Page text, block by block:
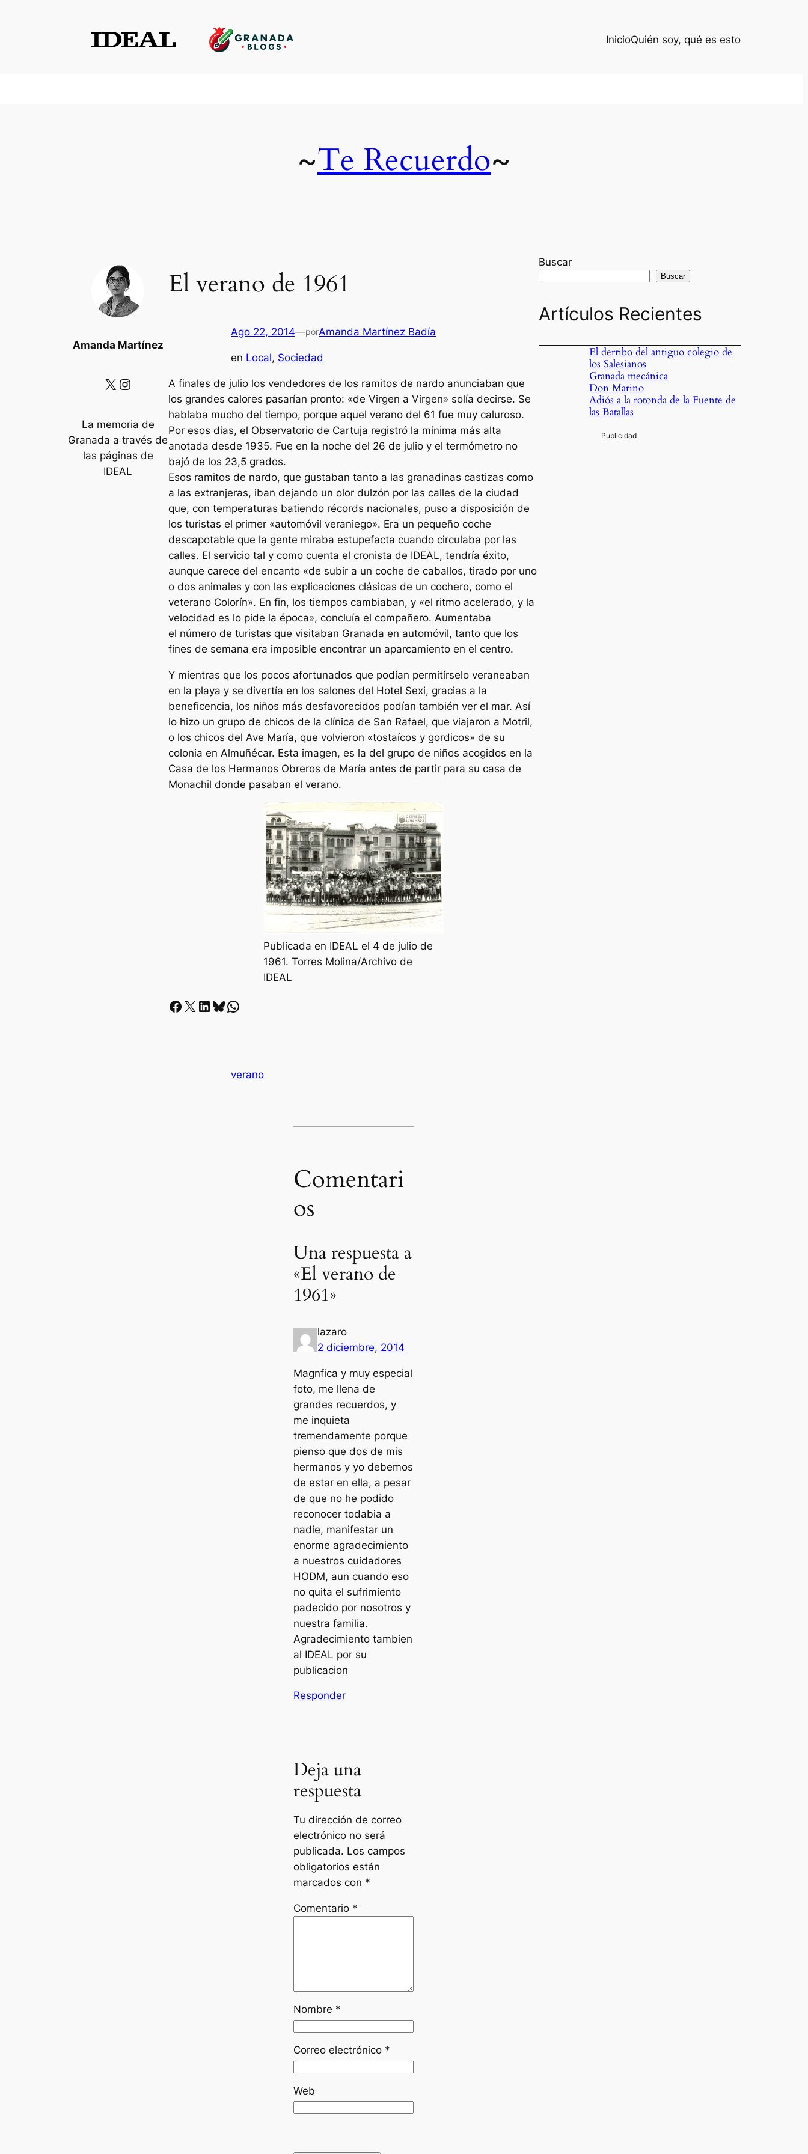
InicioQuién soy, qué es esto
~Te Recuerdo~
Amanda Martínez
X Instagram
La memoria de
Granada a través de
las páginas de
IDEAL
El verano de 1961
Ago 22, 2014—porAmanda Martínez Badía
en Local, Sociedad
A finales de julio los vendedores de los ramitos de nardo anunciaban que
los grandes calores pasarían pronto: «de Virgen a Virgen» solía decirse. Se
hablaba mucho del tiempo, porque aquel verano del 61 fue muy caluroso.
Por esos días, el Observatorio de Cartuja registró la mínima más alta
anotada desde 1935. Fue en la noche del 26 de julio y el termómetro no
bajó de los 23,5 grados.
Esos ramitos de nardo, que gustaban tanto a las granadinas castizas como
a las extranjeras, iban dejando un olor dulzón por las calles de la ciudad
que, con temperaturas batiendo récords nacionales, puso a disposición de
los turistas el primer «automóvil veraniego». Era un pequeño coche
descapotable que la gente miraba estupefacta cuando circulaba por las
calles. El servicio tal y como cuenta el cronista de IDEAL, tendría éxito,
aunque carece del encanto «de subir a un coche de caballos, tirado por uno
o dos animales y con las explicaciones clásicas de un cochero, como el
veterano Colorín». En fin, los tiempos cambiaban, y «el ritmo acelerado, y la
velocidad es lo pide la época», concluía el compañero. Aumentaba
el número de turistas que visitaban Granada en automóvil, tanto que los
fines de semana era imposible encontrar un aparcamiento en el centro.
Y mientras que los pocos afortunados que podían permitírselo veraneaban
en la playa y se divertía en los salones del Hotel Sexi, gracias a la
beneficencia, los niños más desfavorecidos podían también ver el mar. Así
lo hizo un grupo de chicos de la clínica de San Rafael, que viajaron a Motril,
o los chicos del Ave María, que volvieron «tostaícos y gordicos» de su
colonia en Almuñécar. Esta imagen, es la del grupo de niños acogidos en la
Casa de los Hermanos Obreros de María antes de partir para su casa de
Monachil donde pasaban el verano.
Publicada en IDEAL el 4 de julio de
1961. Torres Molina/Archivo de
IDEAL
Facebook X LinkedIn Bluesky Whatsapp
verano
Comentari
os
Una respuesta a
«El verano de
1961»
lazaro
2 diciembre, 2014
Magnfica y muy especial
foto, me llena de
grandes recuerdos, y
me inquieta
tremendamente porque
pienso que dos de mis
hermanos y yo debemos
de estar en ella, a pesar
de que no he podido
reconocer todabia a
nadie, manifestar un
enorme agradecimiento
a nuestros cuidadores
HODM, aun cuando eso
no quita el sufrimiento
padecido por nosotros y
nuestra familia.
Agradecimiento tambien
al IDEAL por su
publicacion
Responder
Deja una
respuesta
Tu dirección de correo
electrónico no será
publicada. Los campos
obligatorios están
marcados con *
Comentario *
Nombre *
Correo electrónico *
Web
Buscar
Buscar
Artículos Recientes
El derribo del antiguo colegio de
los Salesianos
Granada mecánica
Don Marino
Adiós a la rotonda de la Fuente de
las Batallas